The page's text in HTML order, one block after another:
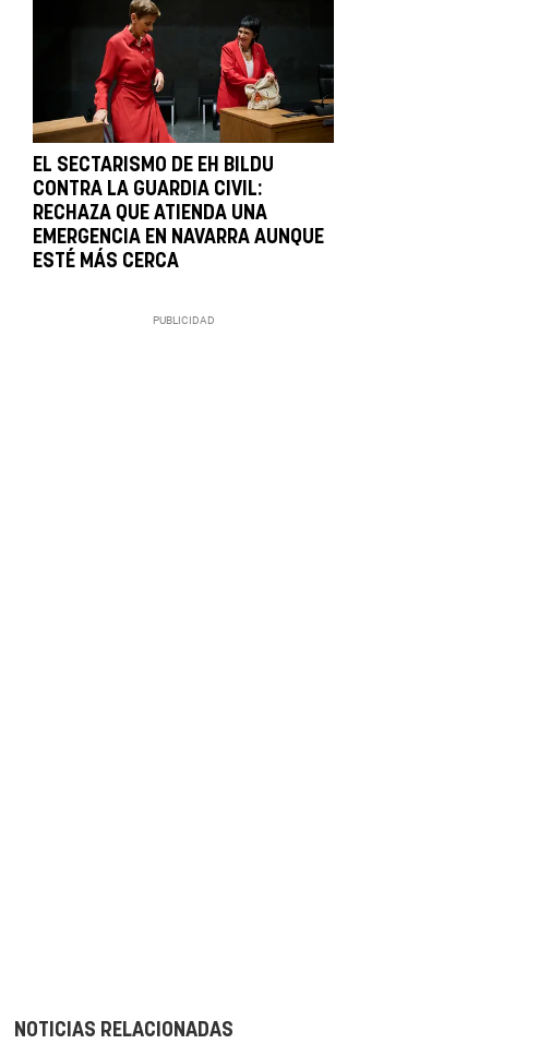
EL SECTARISMO DE EH BILDU
CONTRA LA GUARDIA CIVIL:
RECHAZA QUE ATIENDA UNA
EMERGENCIA EN NAVARRA AUNQUE
ESTÉ MÁS CERCA
NOTICIAS RELACIONADAS